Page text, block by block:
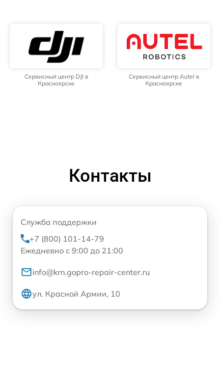
Сервисный центр DJI в
Красноярске
Сервисный центр Autel в
Красноярске
Контакты
Служба поддержки
+7 (800) 101-14-79
Ежедневно с 9:00 до 21:00
info@krn.gopro-repair-center.ru
ул. Красной Армии, 10